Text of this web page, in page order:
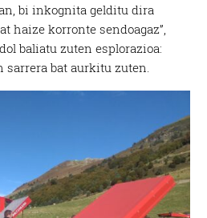
bi inkognita gelditu dira
haize korronte sendoagaz”,
baliatu zuten esplorazioa:
sarrera bat aurkitu zuten.